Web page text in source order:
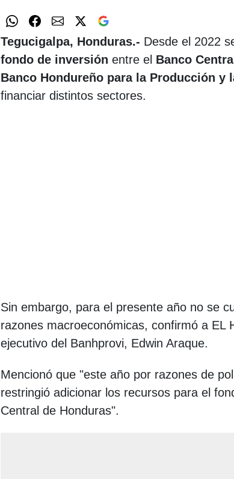
Tegucigalpa, Honduras.- Desde el 2022
fondo de inversión entre el Banco
Banco Hondureño para la Producción y
financiar distintos sectores.
Sin embargo, para el presente año no se
razones macroeconómicas, confirmó a EL
ejecutivo del Banhprovi, Edwin Araque.
Mencionó que "este año por razones de
restringió adicionar los recursos para el
Central de Honduras".